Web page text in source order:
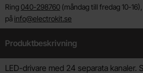
Ring 040-298760 (måndag till fredag 10-
på info@electrokit.se
Produktbeskrivning
LED-drivare med 24 separata kanaler.